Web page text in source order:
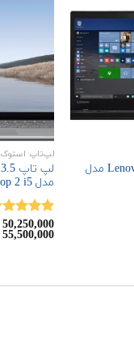
لپ تاپ استوک Lenovo مدل
لپ‌تاپ استوک
مدل Surface Laptop 2 i5
نمره5.00
از 5
50,250,000
55,500,000